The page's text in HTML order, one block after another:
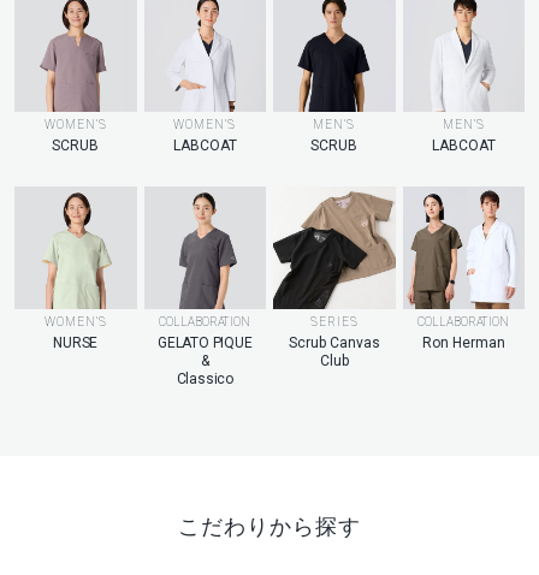
WOMEN’S
SCRUB
WOMEN’S
LABCOAT
MEN’S
SCRUB
MEN’S
LABCOAT
WOMEN’S
NURSE
COLLABORATION
GELATO PIQUE
&
Classico
SERIES
Scrub Canvas
Club
COLLABORATION
Ron Herman
こだわりから探す